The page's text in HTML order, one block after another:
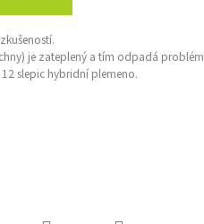
je zateplený a tím odpadá problém
slepic hybridní plemeno.